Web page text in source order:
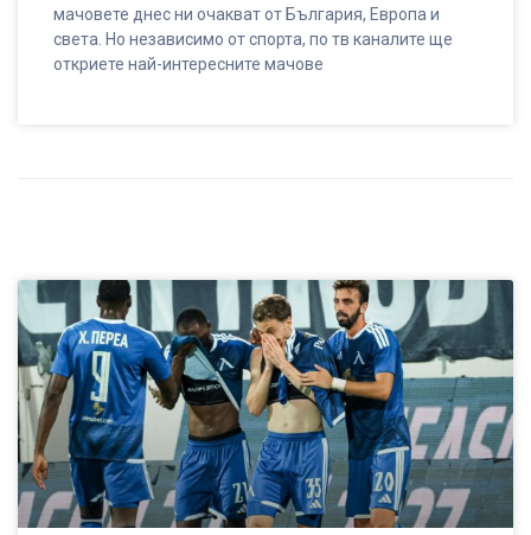
мачовете днес ни очакват от България, Европа и
света. Но независимо от спорта, по тв каналите ще
откриете най-интересните мачове